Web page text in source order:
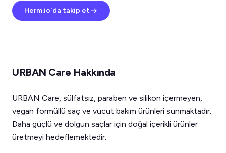
Herm.io'da takip et
URBAN Care Hakkında
URBAN Care, sülfatsız, paraben ve silikon içermeyen,
vegan formüllü saç ve vücut bakım ürünleri sunmaktadır.
Daha güçlü ve dolgun saçlar için doğal içerikli ürünler
üretmeyi hedeflemektedir.